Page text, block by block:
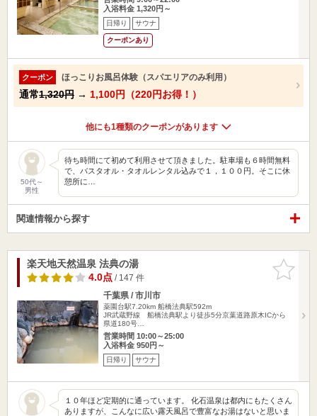
入浴料金 1,320円～
日帰り サウナ
クーポンあり
クーポン ほっこりお風呂体験（スパエリアのみ利用）
通常1,320円 → 1,100円（220円お得！）
他にも1種類のクーポンがあります
50代～
男性
待ち時間にて初めて利用させて頂きました。駐車場も６時間無料
で、バスタオル・タオルレンタル込みで１，１００円。そこに休
憩所に…
関連情報から探す
お気に入
りに追加
楽天地天然温泉 法典の湯
4.0点/ 147 件
千葉県 / 市川市
薬園台駅7.20km 船橋法典駅592m
JR武蔵野線 船橋法典駅より徒歩5分京葉道路原木ICから
県道180号…
営業時間 10:00～25:00
入浴料金 950円～
日帰り サウナ
１０年ほど定期的に通っています。 化石温泉は都内にもたくさん
ありますが、こんなに広い露天風呂で豊富なお湯はないと思いま